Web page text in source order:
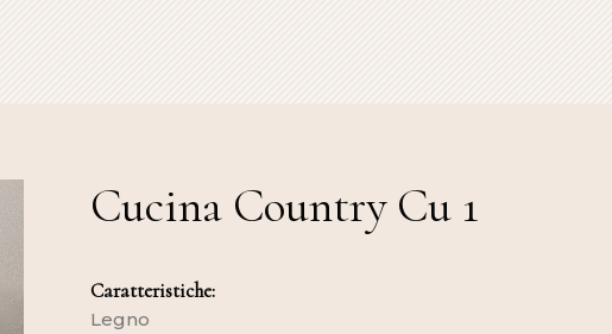
Cucina Country Cu 1
Caratteristiche:
Legno